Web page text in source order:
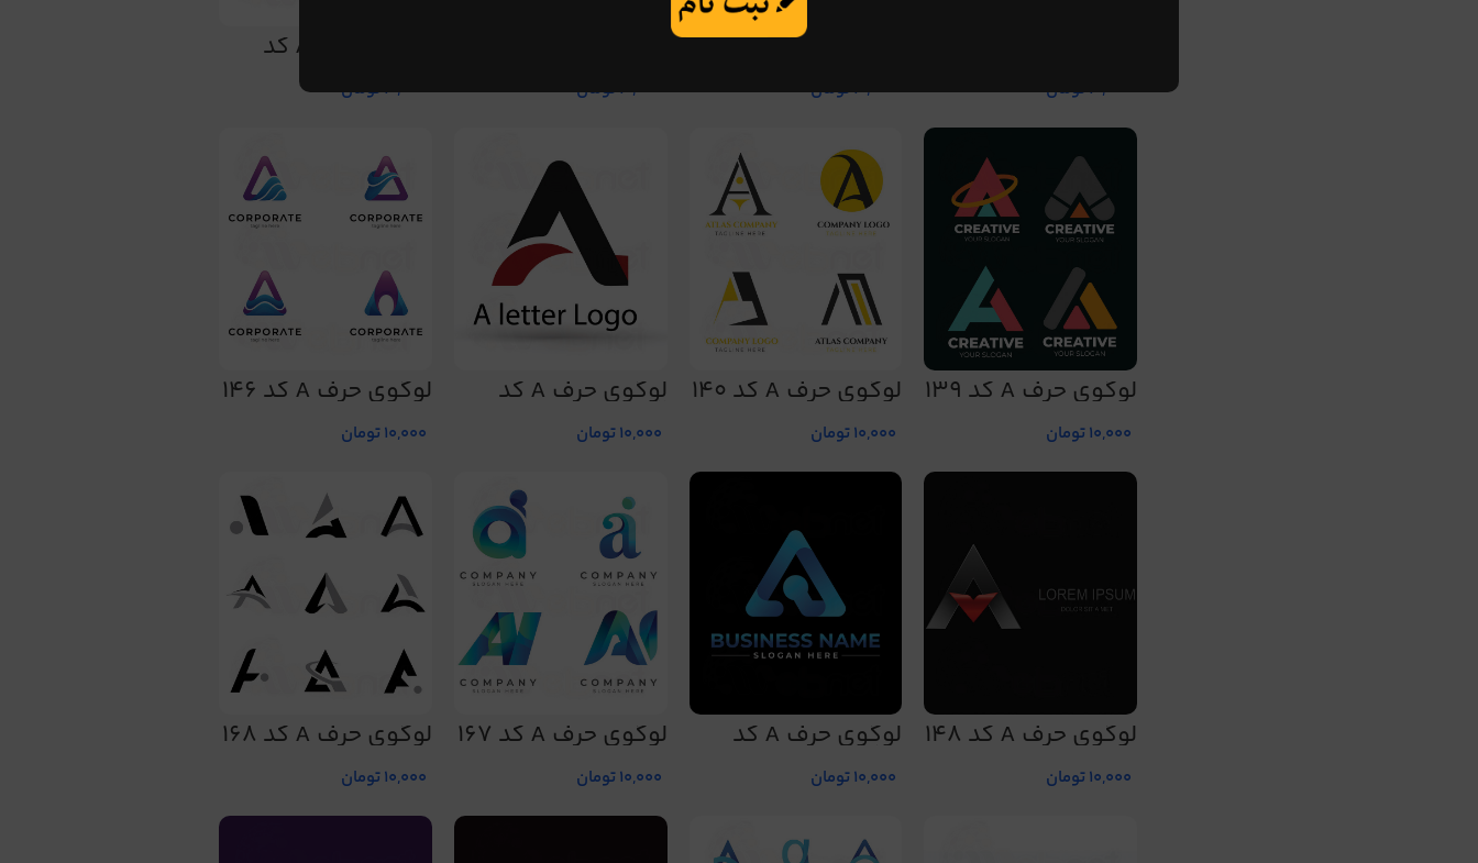
10,000تومان
لوگوی حرف A کد 136
10,000تومان 10,000تومان
لوگوی حرف A کد
10,000تومان
لوگوی حرف A کد 139
10,000تومان
لوگوی حرف A کد 140
10,000تومان
لوگوی حرف A کد
143
10,000تومان
لوگوی حرف A کد 146
10,000تومان
لوگوی حرف A کد 148
10,000تومان
لوگوی حرف A کد
157
10,000تومان
لوگوی حرف A کد 167
10,000تومان
لوگوی حرف A کد 168
10,000تومان